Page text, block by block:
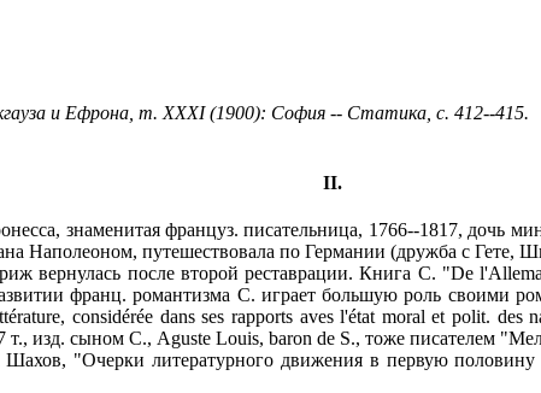
и Ефрона, т. XXXI (1900): София -- Статика, с. 412--415.
II.
знаменитая француз. писательница, 1766--1817, дочь
Наполеоном, путешествовала по Германии (дружба с
вернулась после второй реставрации. Книга С. "De
франц. романтизма С. играет большую роль своими
considérée dans ses rapports aves l'état moral et polit. des
т., изд. сыном С., Aguste Louis, baron de S., тоже писателем
"Очерки литературного движения в первую